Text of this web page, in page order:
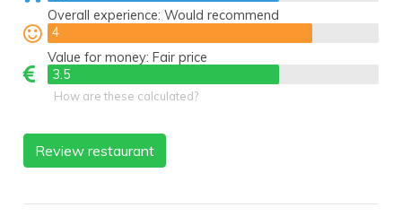
Overall experience:Would recommend
4
4
Value for money:Fair price
3.5
3.5
How are these calculated?
Review restaurant